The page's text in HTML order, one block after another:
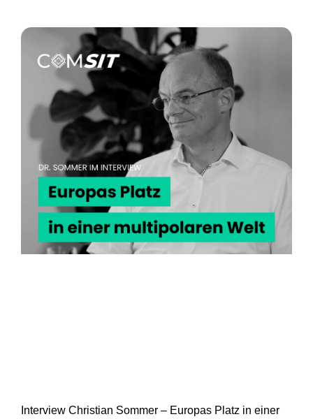
Interview Christian Sommer – Europas Platz in einer